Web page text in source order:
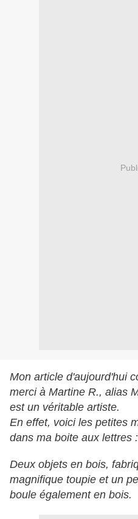
Mon article d'aujourd'hui
merci à Martine R., alias
est un véritable artiste.
En effet, voici les petites
dans ma boite aux lettres :
Deux objets en bois,
magnifique toupie et un
boule également en bois.